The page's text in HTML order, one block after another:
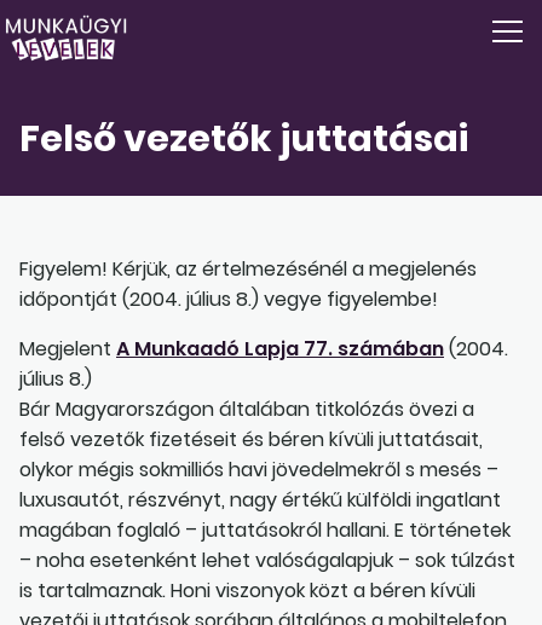
Felső vezetők juttatásai
Figyelem! Kérjük, az értelmezésénél a megjelenés
időpontját (2004. július 8.) vegye figyelembe!
Megjelent A Munkaadó Lapja 77. számában(2004.
július 8.)
Bár Magyarországon általában titkolózás övezi a
felső vezetők fizetéseit és béren kívüli juttatásait,
olykor mégis sokmilliós havi jövedelmekről s mesés –
luxusautót, részvényt, nagy értékű külföldi ingatlant
magában foglaló – juttatásokról hallani. E történetek
– noha esetenként lehet valóságalapjuk – sok túlzást
is tartalmaznak. Honi viszonyok közt a béren kívüli